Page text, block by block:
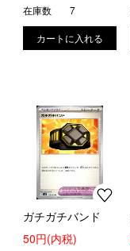
在庫数 7
ガチガチバンド
50円(内税)